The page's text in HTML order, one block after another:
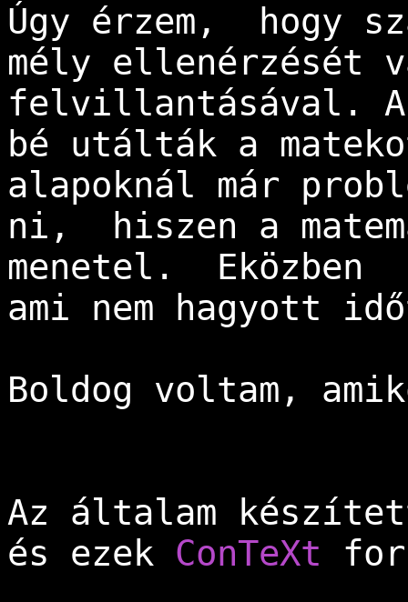
Úgy érzem,  hogy
mély ellenérzését
felvillantásával.
bé utálták a
alapoknál már
ni,  hiszen a
menetel.  Eközben
ami nem
Boldog
Az általam készített
és ezek ConTeXt